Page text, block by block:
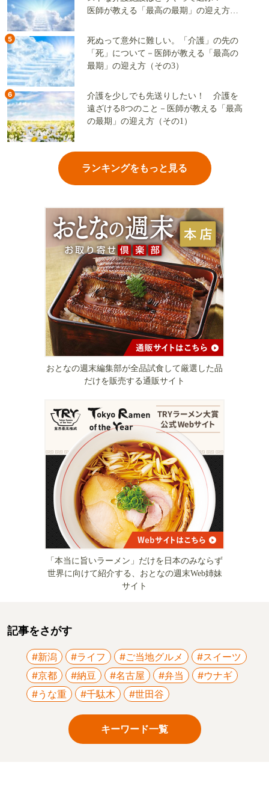
医師が教える「最高の最期」の迎え方
5
死ぬって意外に難しい。「介護」の先の
「死」について－医師が教える「最高の
最期」の迎え方（その3）
6
介護を少しでも先送りしたい！ 介護を
遠ざける8つのこと－医師が教える「最高
の最期」の迎え方（その1）
ランキングをもっと見る
おとなの週末編集部が全品試食して厳選した品
だけを販売する通販サイト
「本当に旨いラーメン」だけを日本のみならず
世界に向けて紹介する、おとなの週末Web姉妹
サイト
記事をさがす
#新潟 #ライフ #ご当地グルメ
#スイーツ
#京都
#納豆 #名古屋 #弁当
#ウナギ
#うな重
#千駄木 #世田谷
キーワード一覧